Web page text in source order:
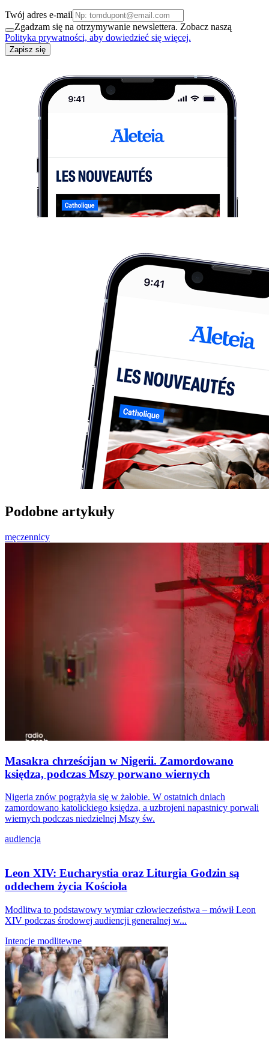
Twój adres e-mail
Zgadzam się na otrzymywanie newslettera. Zobacz naszą
Polityka prywatności, aby dowiedzieć się więcej.
Zapisz się
Podobne artykuły
męczennicy
Masakra chrześcijan w Nigerii. Zamordowano
księdza, podczas Mszy porwano wiernych
Nigeria znów pogrążyła się w żałobie. W ostatnich dniach
zamordowano katolickiego księdza, a uzbrojeni napastnicy porwali
wiernych podczas niedzielnej Mszy św.
audiencja
Leon XIV: Eucharystia oraz Liturgia Godzin są
oddechem życia Kościoła
Modlitwa to podstawowy wymiar człowieczeństwa – mówił Leon
XIV podczas środowej audiencji generalnej w...
Intencje modlitewne